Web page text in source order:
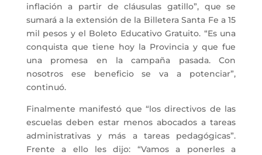
inflación a partir de cláusulas gatillo”, que se
sumará a la extensión de la Billetera Santa Fe a 15
mil pesos y el Boleto Educativo Gratuito. “Es una
conquista que tiene hoy la Provincia y que fue
una promesa en la campaña pasada. Con
nosotros ese beneficio se va a potenciar”,
continuó.
Finalmente manifestó que “los directivos de las
escuelas deben estar menos abocados a tareas
administrativas y más a tareas pedagógicas”.
Frente a ello les dijo: “Vamos a ponerles a